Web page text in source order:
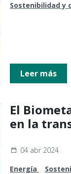
Sostenibilidad y
Leer más
El
en la
04 abr 2024
Energía